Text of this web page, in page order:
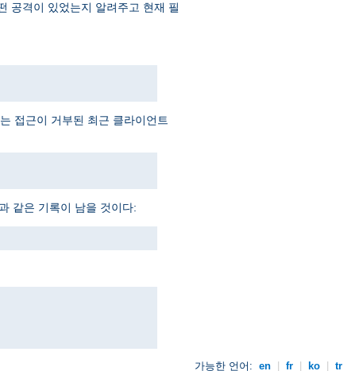
공격이 있었는지 알려주고 현재 필
접근이 거부된 최근 클라이언트
같은 기록이 남을 것이다:
가능한 언어: en fr ko tr